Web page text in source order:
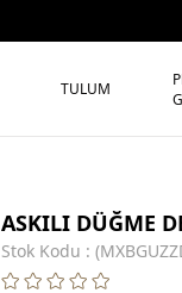
TULUM
ASKILI DÜĞME
Stok Kodu